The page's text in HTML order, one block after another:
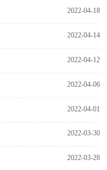
2022-04-18
2022-04-14
2022-04-12
2022-04-06
2022-04-01
2022-03-30
2022-03-28